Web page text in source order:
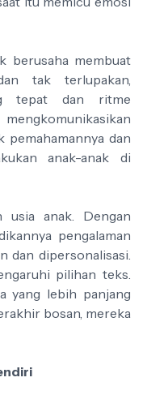
berusaha membuat
tak terlupakan,
tepat dan ritme
pemahamannya dan
anak-anak di
usia anak. Dengan
pengalaman
dan dipersonalisasi.
pilihan teks.
yang lebih panjang
bosan, mereka